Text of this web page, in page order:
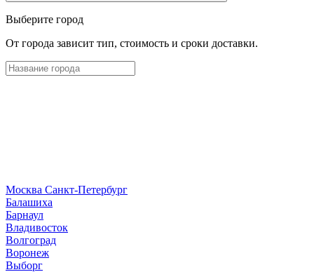
Выберите город
От города зависит тип, стоимость и сроки доставки.
Москва Санкт-Петербург
Балашиха
Барнаул
Владивосток
Волгоград
Воронеж
Выборг